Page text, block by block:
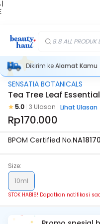
|
8.8 ALL PRODUK
Dikirim keAlamat Kamu
Stok Habis
SENSATIA BOTANICALS
Tea Tree Leaf
5.0 3 Ulasan Lihat Ulasan
Rp170.000
BPOM Certified No.
Size:
10ml
STOK HABIS! Dapatkan notifikasi